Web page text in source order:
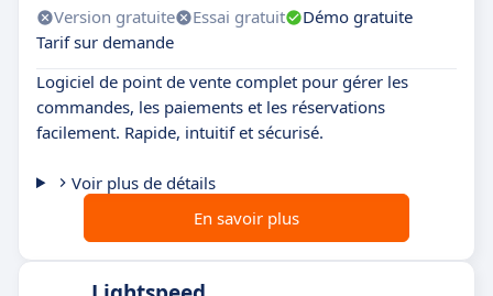
Version gratuite Essai gratuit
Démo gratuite
Tarif sur demande
Logiciel de point de vente complet pour gérer les
commandes, les paiements et les réservations
facilement. Rapide, intuitif et sécurisé.
Voir plus de détails
En savoir plus